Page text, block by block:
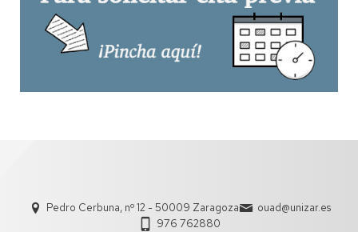
Pedro Cerbuna, nº 12 - 50009 Zaragoza
ouad@unizar.es
976 762880